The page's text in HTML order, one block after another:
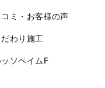
コミ・お客様の声
だわり施工
ッソペイムF